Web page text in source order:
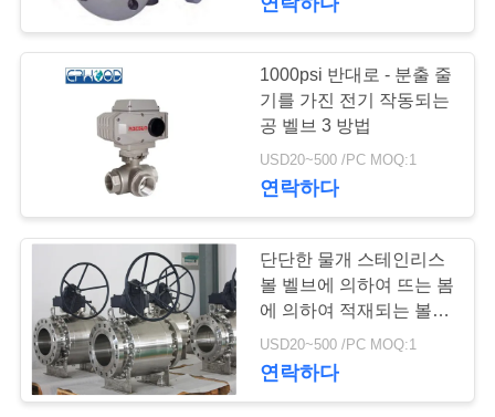
1000psi 반대로 - 분출 줄
기를 가진 전기 작동되는
공 벨브 3 방법
USD20~500 /PC MOQ:1
연락하다
단단한 물개 스테인리스
볼 벨브에 의하여 뜨는 봄
에 의하여 적재되는 볼 벨
브
USD20~500 /PC MOQ:1
연락하다